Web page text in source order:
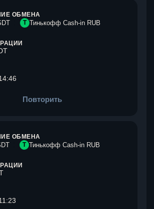
ОБМЕНА
Т Тинькофф Cash-in RUB
Повторить
ОБМЕНА
Т Тинькофф Cash-in RUB